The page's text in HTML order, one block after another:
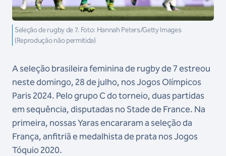
Seleção de rugby de 7. Foto: Hannah Peters/Getty Images
(Reprodução não permitida)
A seleção brasileira feminina de rugby de 7 estreou
neste domingo, 28 de julho, nos Jogos Olímpicos
Paris 2024. Pelo grupo C do torneio, duas partidas
em sequência, disputadas no Stade de France. Na
primeira, nossas Yaras encararam a seleção da
França, anfitriã e medalhista de prata nos Jogos
Tóquio 2020.